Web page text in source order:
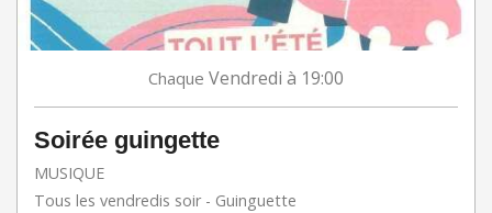
Chaque Vendredi à 19:00
Soirée guingette
MUSIQUE
Tous les vendredis soir - Guinguette